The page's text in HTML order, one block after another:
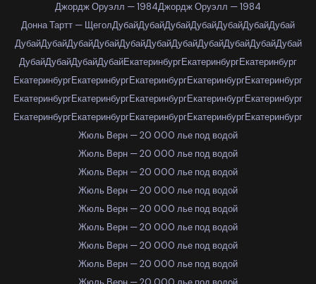
Джордж Оруэлл — 1984Джордж Оруэлл — 1984
Донна Тартт — ЩеголДубайДубайДубайДубайДубайДубайДубай
ДубайДубайДубайДубайДубайДубайДубайДубайДубайДубайДубай
ДубайДубайДубайДубайЕкатеринбургЕкатеринбургЕкатеринбург
ЕкатеринбургЕкатеринбургЕкатеринбургЕкатеринбургЕкатеринбург
ЕкатеринбургЕкатеринбургЕкатеринбургЕкатеринбургЕкатеринбург
ЕкатеринбургЕкатеринбургЕкатеринбургЕкатеринбургЕкатеринбург
Жюль Верн — 20 000 лье под водой
Жюль Верн — 20 000 лье под водой
Жюль Верн — 20 000 лье под водой
Жюль Верн — 20 000 лье под водой
Жюль Верн — 20 000 лье под водой
Жюль Верн — 20 000 лье под водой
Жюль Верн — 20 000 лье под водой
Жюль Верн — 20 000 лье под водой